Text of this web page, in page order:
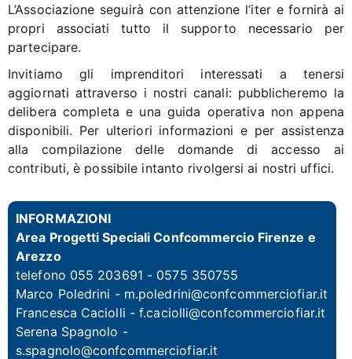
L’Associazione seguirà con attenzione l’iter e fornirà ai
propri associati tutto il supporto necessario per
partecipare.
Invitiamo gli imprenditori interessati a tenersi
aggiornati attraverso i nostri canali: pubblicheremo la
delibera completa e una guida operativa non appena
disponibili. Per ulteriori informazioni e per assistenza
alla compilazione delle domande di accesso ai
contributi, è possibile intanto rivolgersi ai nostri uffici.
INFORMAZIONI
Area Progetti Speciali Confcommercio Firenze e
Arezzo
telefono 055 203691 - 0575 350755
Marco Poledrini - m.poledrini@confcommerciofiar.it
Francesca Caciolli - f.caciolli@confcommerciofiar.it
Serena Spagnolo -
s.spagnolo@confcommerciofiar.it